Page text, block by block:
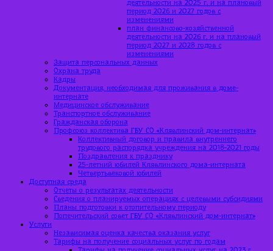
деятельности на 2025 г. и на плановый
период 2026 и 2027 годов с
изменениями
план финансово-хозяйственной
деятельности на 2026 г. и на плановый
период 2027 и 2028 годов с
изменениями
Защита персональных данных
Охрана труда
Кадры
Документация, необходимая для проживания в доме-
интернате
Медицинское обслуживание
Транспортное обслуживание
Гражданская оборона
Профсоюз коллектива ГБУ СО «Клявлинский дом-интернат»
Коллективный договор и правила внутреннего
трудового распорядка учреждения на 2018-2021 годы
Поздравления к празднику
25-летний юбилей Клявлинского дома-интерната
Четвертьвековой юбилей
Доступная среда
Отчеты о результатах деятельности
Сведения о планируемых операциях с целевыми субсидиями
Планы подготовки к отопительному периоду
Попечительский совет ГБУ СО «Клявлинский дом-интернат»
Услуги
Независимая оценка качества оказания услуг
Тарифы на получение социальных услуг по годам